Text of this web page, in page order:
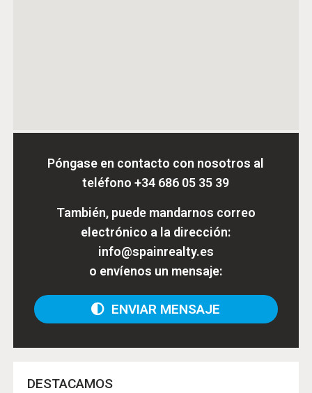
Póngase en contacto con nosotros al
teléfono+34 686 05 35 39
También, puede mandarnos correo
electrónico a la dirección:
info@spainrealty.es
o envíenos un mensaje:
ENVIAR MENSAJE
DESTACAMOS